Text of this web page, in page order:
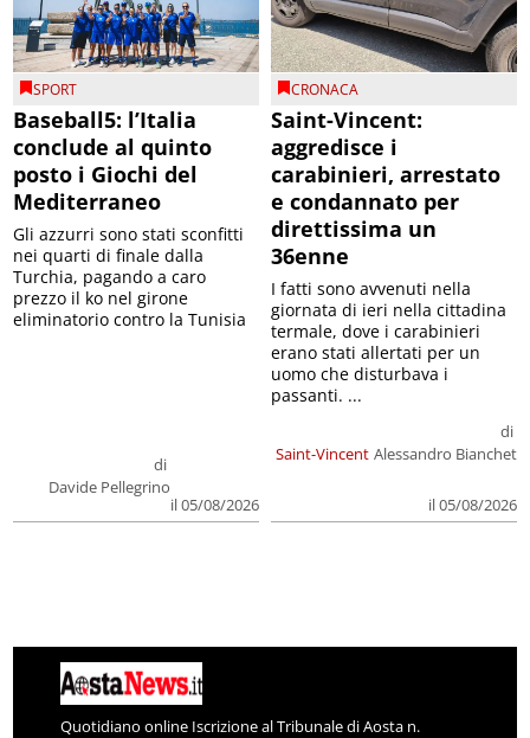
SPORT
Baseball5: l’Italia
conclude al quinto
posto i Giochi del
Mediterraneo
di
Davide Pellegrino
il 05/08/2026
Gli azzurri sono stati sconfitti
nei quarti di finale dalla
Turchia, pagando a caro
prezzo il ko nel girone
eliminatorio contro la Tunisia
CRONACA
Saint-Vincent:
aggredisce i
carabinieri, arrestato
e condannato per
direttissima un
36enne
Saint-Vincent
di
Alessandro Bianchet
il 05/08/2026
I fatti sono avvenuti nella
giornata di ieri nella cittadina
termale, dove i carabinieri
erano stati allertati per un
uomo che disturbava i
passanti. ...
Quotidiano online Iscrizione al Tribunale di Aosta n.